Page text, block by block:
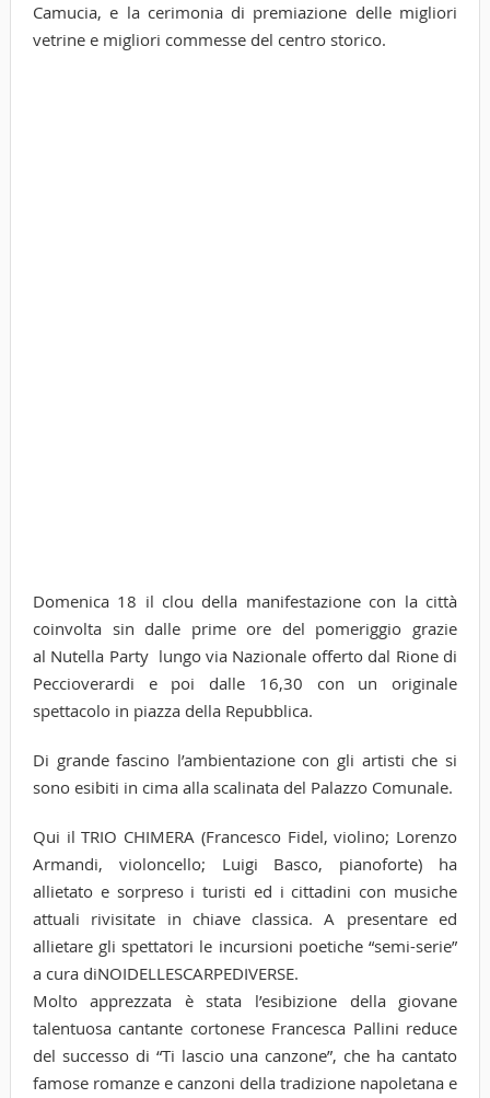
Camucia, e la cerimonia di premiazione delle migliori
vetrine e migliori commesse del centro storico.
Domenica 18 il clou della manifestazione con la città
coinvolta sin dalle prime ore del pomeriggio grazie
al Nutella Party lungo via Nazionale offerto dal Rione di
Peccioverardi e poi dalle 16,30 con un originale
spettacolo in piazza della Repubblica.
Di grande fascino l’ambientazione con gli artisti che si
sono esibiti in cima alla scalinata del Palazzo Comunale.
Qui il TRIO CHIMERA (Francesco Fidel, violino; Lorenzo
Armandi, violoncello; Luigi Basco, pianoforte) ha
allietato e sorpreso i turisti ed i cittadini con musiche
attuali rivisitate in chiave classica. A presentare ed
allietare gli spettatori le incursioni poetiche “semi-serie”
a cura diNOIDELLESCARPEDIVERSE.
Molto apprezzata è stata l’esibizione della giovane
talentuosa cantante cortonese Francesca Pallini reduce
del successo di “Ti lascio una canzone”, che ha cantato
famose romanze e canzoni della tradizione napoletana e